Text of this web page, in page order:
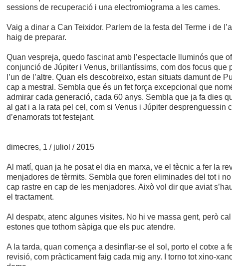
sessions de recuperació i una electromiograma a les cames.
Vaig a dinar a Can Teixidor. Parlem de la festa del Terme i de
haig de preparar.
Quan vespreja, quedo fascinat amb l’espectacle lluminós que
conjunció de Júpiter i Venus, brillantíssims, com dos focus que
l’un de l’altre. Quan els descobreixo, estan situats damunt de
cap a mestral. Sembla que és un fet força excepcional que
admirar cada generació, cada 60 anys. Sembla que ja fa dies
al gat i a la rata pel cel, com si Venus i Júpiter desprenguessin
d’enamorats tot festejant.
dimecres, 1 / juliol / 2015
Al matí, quan ja he posat el dia en marxa, ve el tècnic a fer la
menjadores de tèrmits. Sembla que foren eliminades del tot i no
cap rastre en cap de les menjadores. Això vol dir que aviat
el tractament.
Al despatx, atenc algunes visites. No hi ve massa gent, però
estones que tothom sàpiga que els puc atendre.
A la tarda, quan comença a desinflar-se el sol, porto el cotxe a
revisió, com pràcticament faig cada mig any. I torno tot xino-